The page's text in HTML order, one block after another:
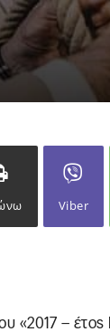
Viber
«2017 –